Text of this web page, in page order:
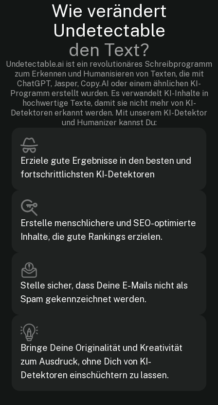
Wie verändert
Undetectable
den Text?
Undetectable.ai ist ein revolutionäres Schreibprogramm
zum Erkennen und Humanisieren von Texten, die mit
ChatGPT, Jasper, Copy.AI oder einem ähnlichen KI-
Programm erstellt wurden. Es verwandelt KI-Inhalte in
hochwertige Texte, damit sie nicht mehr von KI-
Detektoren erkannt werden. Mit unserem KI-Detektor
und Humanizer kannst Du:
Erziele gute Ergebnisse in den besten und
fortschrittlichsten KI-Detektoren
Erstelle menschlichere und SEO-optimierte
Inhalte, die gute Rankings erzielen.
Stelle sicher, dass Deine E-Mails nicht als
Spam gekennzeichnet werden.
Bringe Deine Originalität und Kreativität
zum Ausdruck, ohne Dich von KI-
Detektoren einschüchtern zu lassen.